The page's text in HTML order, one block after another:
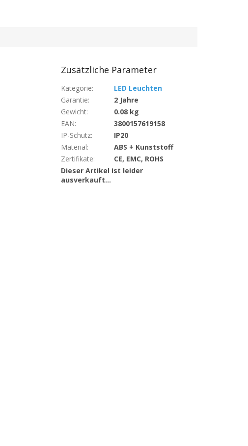
Zusätzliche Parameter
Kategorie:
LED Leuchten
Garantie:
2 Jahre
Gewicht:
0.08 kg
EAN:
3800157619158
IP-Schutz:
IP20
Material:
ABS + Kunststoff
Zertifikate:
CE, EMC, ROHS
Dieser Artikel ist leider
ausverkauft…